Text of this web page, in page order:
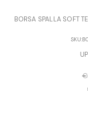
BORSA SPALLA SOFT
SKU: